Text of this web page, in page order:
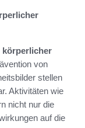
körperlicher
von
stellen
Aktivitäten wie
nicht nur die
auf die